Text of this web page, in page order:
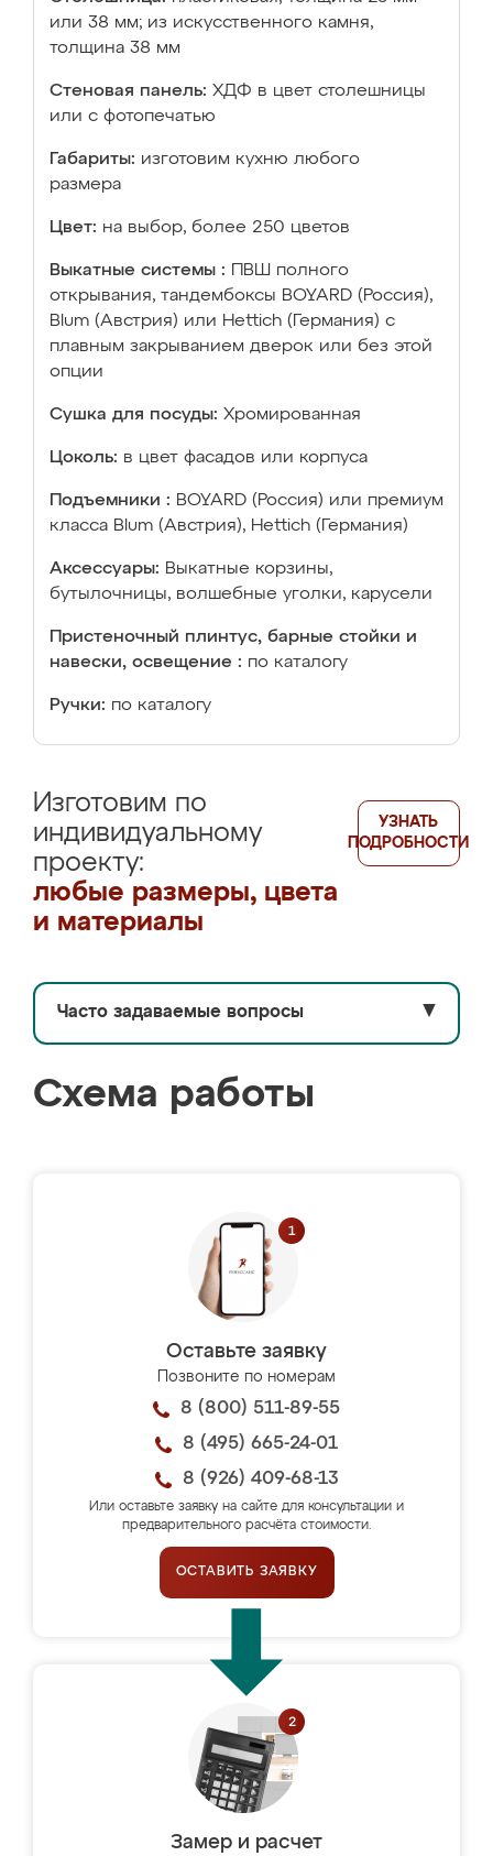
или 38 мм; из искусственного камня,
толщина 38 мм
Стеновая панель: ХДФ в цвет столешницы
или с фотопечатью
Габариты: изготовим кухню любого
размера
Цвет: на выбор, более 250 цветов
Выкатные системы :
ПВШ полного
открывания, тандембоксы BOYARD (Россия),
Blum (Австрия) или Hettich (Германия) с
плавным закрыванием дверок или без этой
опции
Сушка для посуды: Хромированная
Цоколь: в цвет фасадов или корпуса
Подъемники : BOYARD (Россия) или премиум
класса Blum (Австрия), Hettich (Германия)
Аксессуары: Выкатные корзины,
бутылочницы, волшебные уголки, карусели
Пристеночный плинтус, барные стойки и
навески, освещение : по каталогу
Ручки: по каталогу
Изготовим по
индивидуальному
проекту:
любые размеры, цвета
и материалы
УЗНАТЬ
ПОДРОБНОСТИ
Часто задаваемые вопросы ▼
Схема работы
Оставьте заявку
Позвоните по номерам
8 (800) 511-89-55
8 (495) 665-24-01
8 (926) 409-68-13
Или оставьте заявку на сайте для консультации и
предварительного расчёта стоимости.
ОСТАВИТЬ ЗАЯВКУ
Замер и расчет